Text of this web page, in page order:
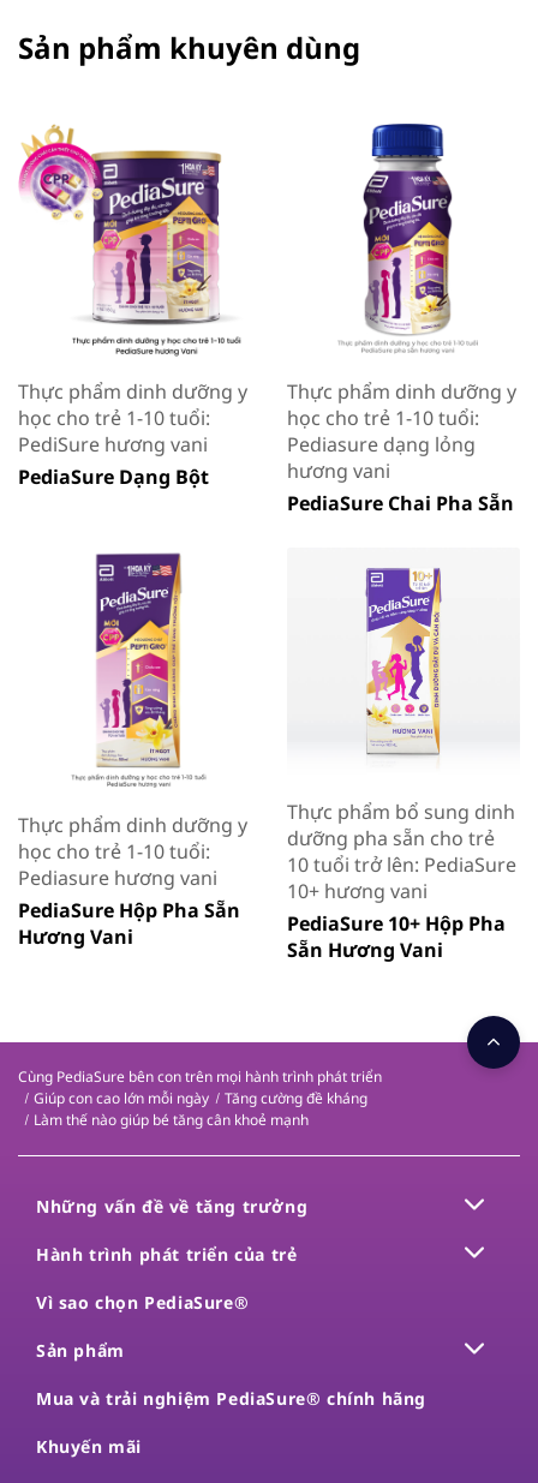
Sản phẩm khuyên dùng
Thực phẩm dinh dưỡng y
học cho trẻ 1-10 tuổi:
PediSure hương vani
PediaSure Dạng Bột
Thực phẩm dinh dưỡng y
học cho trẻ 1-10 tuổi:
Pediasure dạng lỏng
hương vani
PediaSure Chai Pha Sẵn
Thực phẩm dinh dưỡng y
học cho trẻ 1-10 tuổi:
Pediasure hương vani
PediaSure Hộp Pha Sẵn
Hương Vani
Thực phẩm bổ sung dinh
dưỡng pha sẵn cho trẻ
10 tuổi trở lên: PediaSure
10+ hương vani
PediaSure 10+ Hộp Pha
Sẵn Hương Vani
Cùng PediaSure bên con trên mọi hành trình phát triển
Giúp con cao lớn mỗi ngày
Tăng cường đề kháng
Làm thế nào giúp bé tăng cân khoẻ mạnh
Những vấn đề về tăng trưởng
Hành trình phát triển của trẻ
Vì sao chọn PediaSure®
Sản phẩm
Mua và trải nghiệm PediaSure® chính hãng
Khuyến mãi